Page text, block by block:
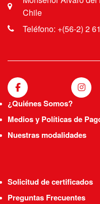
Chile
Teléfono: +(56-2) 2
¿Quiénes Somos?
Medios y Políticas de
Nuestras modalidades
Solicitud de certificados
Preguntas Frecuentes